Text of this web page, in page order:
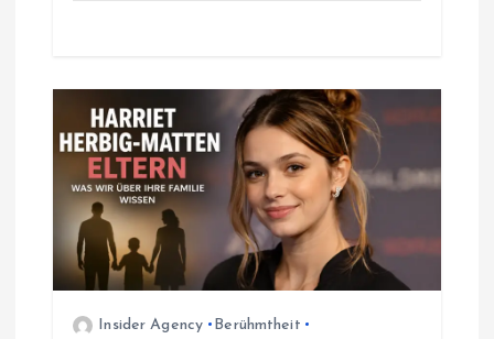
Insider Agency
Berühmtheit